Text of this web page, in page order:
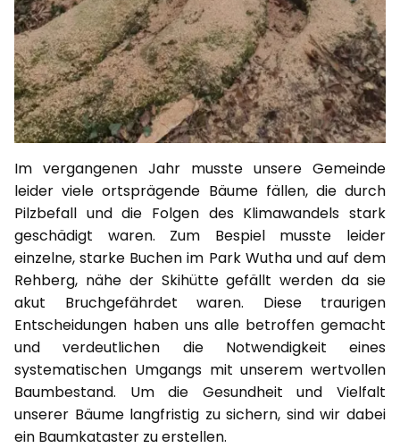
Im vergangenen Jahr musste unsere Gemeinde
leider viele ortsprägende Bäume fällen, die durch
Pilzbefall und die Folgen des Klimawandels stark
geschädigt waren. Zum Bespiel musste leider
einzelne, starke Buchen im Park Wutha und auf dem
Rehberg, nähe der Skihütte gefällt werden da sie
akut Bruchgefährdet waren. Diese traurigen
Entscheidungen haben uns alle betroffen gemacht
und verdeutlichen die Notwendigkeit eines
systematischen Umgangs mit unserem wertvollen
Baumbestand. Um die Gesundheit und Vielfalt
unserer Bäume langfristig zu sichern, sind wir dabei
ein Baumkataster zu erstellen.